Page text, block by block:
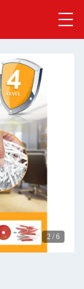
2 / 6